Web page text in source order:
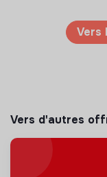
Vers
Vers d'autres